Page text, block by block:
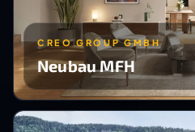
CREO GROUP GMBH
Neubau MFH